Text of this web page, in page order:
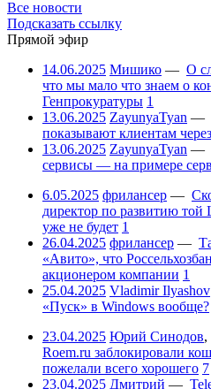
Все новости
Подсказать ссылку
Прямой эфир
14.06.2025 Мишико — О
что мы мало что знаем о
Генпрокуратуры 1
13.06.2025 ZayunyaTyan —
показывают клиентам
13.06.2025 ZayunyaTyan —
сервисы — на примере
6.05.2025 фрилансер —
директор по развитию той
уже не будет 1
26.04.2025 фрилансер —
«Авито», что
акционером компании 1
25.04.2025 Vladimir Ilyashov
«Пуск» в Windows вообще?
23.04.2025 Юрий Синодов,
Roem.ru заблокировали
пожелали всего хорошего 7
23.04.2025 Дмитрий —